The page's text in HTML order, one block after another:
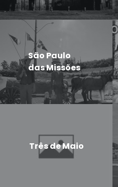
São Paulo
das Missões
Três de Maio